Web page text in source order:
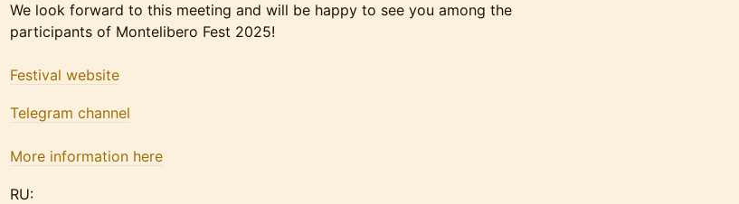
We look forward to this meeting and will be happy to see you among the
participants of Montelibero Fest 2025!
Festival website
Telegram channel
More information here
RU: